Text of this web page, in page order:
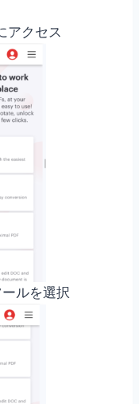
アクセス
ルを選択